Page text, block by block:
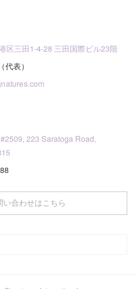
三田1-4-28 三田国際ビル23階
（代表）
223 Saratoga Road,
い合わせはこちら